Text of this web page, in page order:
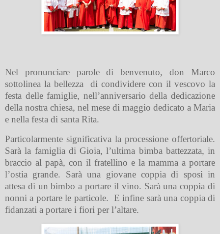
Nel pronunciare parole di benvenuto, don Marco
sottolinea la bellezza
di condividere con il vescovo la
festa delle famiglie, nell’anniversario della dedicazione
della nostra chiesa, nel mese di maggio dedicato a Maria
e nella festa di santa Rita.
Particolarmente significativa la processione offertoriale.
Sarà la famiglia di Gioia, l’ultima bimba battezzata, in
braccio al papà, con il fratellino e la mamma a portare
l’ostia grande. Sarà una giovane coppia di sposi in
attesa di un bimbo a portare il vino. Sarà una coppia di
nonni a portare le particole. E infine sarà una coppia di
fidanzati a portare i fiori per l’altare.